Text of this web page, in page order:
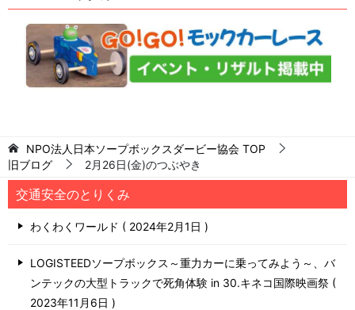
NPO法人日本ソープボックスダービー協会 TOP
旧ブログ
2月26日(金)のつぶやき
交通安全のとりくみ
わくわくワールド 2024年2月1日
LOGISTEEDソープボックス～重力カーに乗ってみよう～、バ
ンテックの大型トラックで死角体験 in 30.キネコ国際映画祭
2023年11月6日